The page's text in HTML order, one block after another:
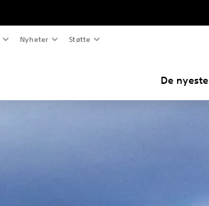
Nyheter Støtte
De nyeste